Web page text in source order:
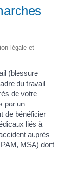
légale et
(blessure
du travail
de votre
par un
de bénéficier
liés à
auprès
MSA) dont